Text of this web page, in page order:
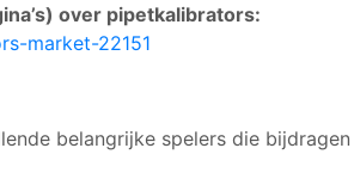
over pipetkalibrators:
market-22151
belangrijke spelers die